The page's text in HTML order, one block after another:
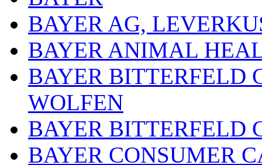
BAYER AG,
BAYER ANIMAL
BAYER BITTERFELD
WOLFEN
BAYER BITTERFELD
BAYER CONSUMER